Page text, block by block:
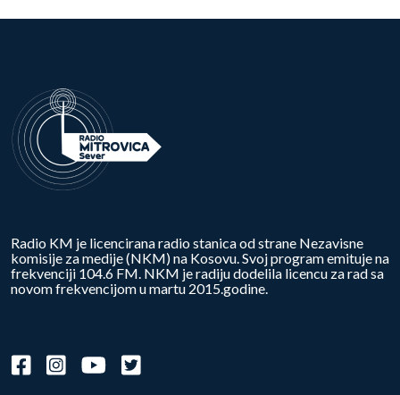
Radio KM je licencirana radio stanica od strane Nezavisne
komisije za medije (NKM) na Kosovu. Svoj program emituje na
frekvenciji 104.6 FM. NKM je radiju dodelila licencu za rad sa
novom frekvencijom u martu 2015.godine.